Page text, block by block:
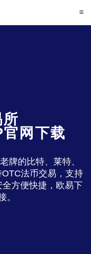
所
网下载
牌的比特、莱特、
法币交易，支持
方便快捷，欧易下
。